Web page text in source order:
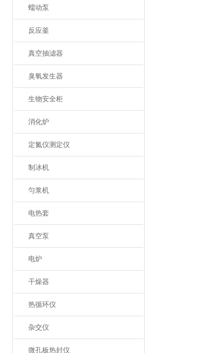
蠕动泵
反应釜
真空抽滤器
臭氧发生器
生物安全柜
消化炉
定氮仪测定仪
制冰机
匀浆机
电热套
真空泵
电炉
干燥器
热循环仪
杂交仪
微孔板热封仪